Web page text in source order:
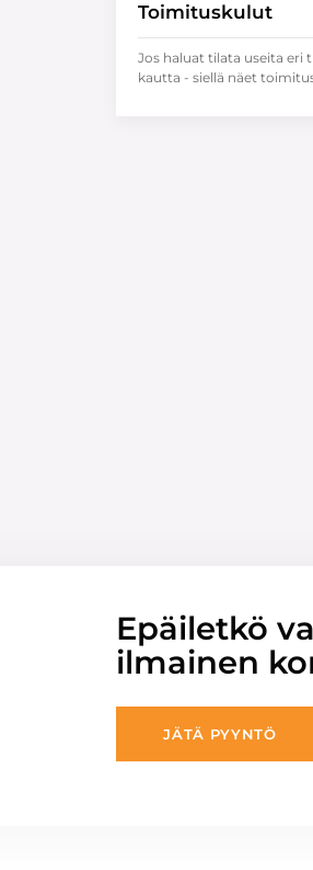
Toimituskulut
Jos haluat tilata useita eri
kautta - siellä näet
Epäiletkö
ilmainen
JÄTÄ PYYNTÖ